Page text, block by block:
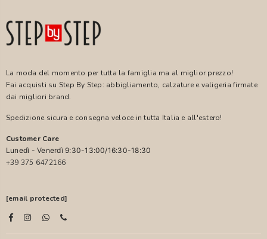
La moda del momento per tutta la famiglia ma al miglior prezzo!
Fai acquisti su Step By Step: abbigliamento, calzature e valigeria firmate
dai migliori brand.
Spedizione sicura e consegna veloce in tutta Italia e all'estero!
Customer Care
Lunedì - Venerdì 9:30-13:00/16:30-18:30
+39 375 6472166
[email protected]